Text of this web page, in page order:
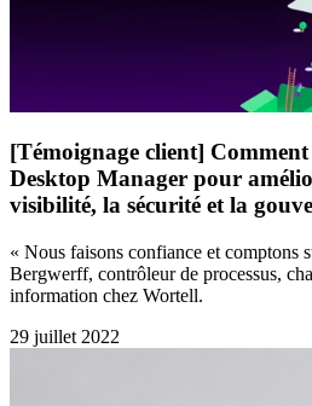
[Témoignage client]
Desktop Manager pour
visibilité, la sécurité et la
« Nous faisons confiance et comptons
Bergwerff, contrôleur de processus,
information chez Wortell.
29 juillet 2022